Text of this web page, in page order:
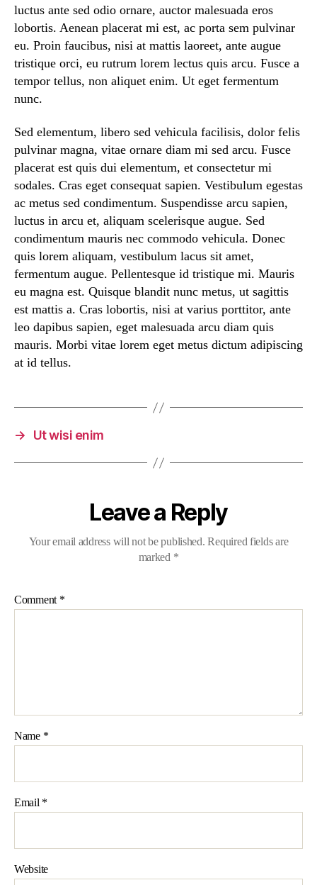
luctus ante sed odio ornare, auctor malesuada eros
lobortis. Aenean placerat mi est, ac porta sem pulvinar
eu. Proin faucibus, nisi at mattis laoreet, ante augue
tristique orci, eu rutrum lorem lectus quis arcu. Fusce a
tempor tellus, non aliquet enim. Ut eget fermentum
nunc.
Sed elementum, libero sed vehicula facilisis, dolor felis
pulvinar magna, vitae ornare diam mi sed arcu. Fusce
placerat est quis dui elementum, et consectetur mi
sodales. Cras eget consequat sapien. Vestibulum egestas
ac metus sed condimentum. Suspendisse arcu sapien,
luctus in arcu et, aliquam scelerisque augue. Sed
condimentum mauris nec commodo vehicula. Donec
quis lorem aliquam, vestibulum lacus sit amet,
fermentum augue. Pellentesque id tristique mi. Mauris
eu magna est. Quisque blandit nunc metus, ut sagittis
est mattis a. Cras lobortis, nisi at varius porttitor, ante
leo dapibus sapien, eget malesuada arcu diam quis
mauris. Morbi vitae lorem eget metus dictum adipiscing
at id tellus.
→ Ut wisi enim
Leave a Reply
Your email address will not be published. Required fields are
marked *
Comment *
Name *
Email *
Website